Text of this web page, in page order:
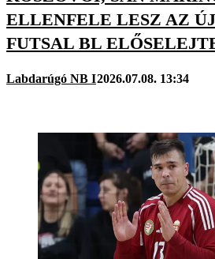
ELLENFELE LESZ AZ
FUTSAL BL
Labdarúgó NB I2026.07.08. 13:34